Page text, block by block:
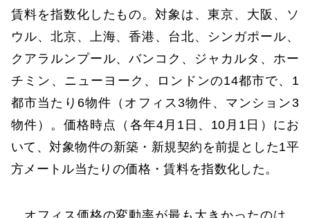
賃料を指数化したもの。対象は、東京、大阪、ソ
ウル、北京、上海、香港、台北、シンガポール、
クアラルンプール、バンコク、ジャカルタ、ホー
チミン、ニューヨーク、ロンドンの14都市で、1
都市当たり6物件（オフィス3物件、マンション3
物件）。価格時点（各年4月1日、10月1日）にお
いて、対象物件の新築・新規契約を前提とした1平
方メートル当たりの価格・賃料を指数化した。
オフィス価格の変動率が最も大きかったのは、